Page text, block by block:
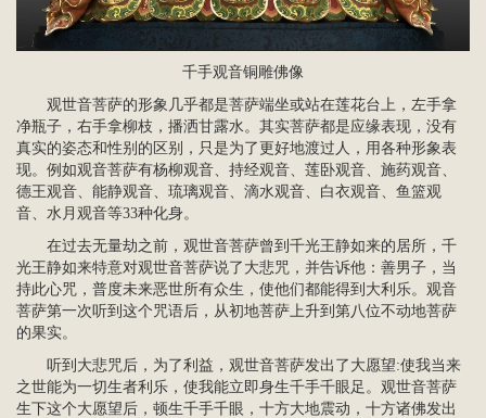
千手观音铜雕佛像
观世音菩萨的形象几乎都是菩萨端坐或站在莲花台上，左手拿
净瓶子，右手拿柳枝，播洒甘露水。其实菩萨都是应缘表现，没有
真实的姿态和性别的区别，只是为了更好地渡过人，用各种形象表
现。例如观音菩萨有杨柳观音 、持经观音、莲卧观音、施药观音、
德王观音
能静观音 、琉璃观音、滴水观音、白衣观音、鱼篮观
音、 水月观音等33种化身。
在过去无量劫之前，观世音菩萨曾到千光王静如来的居所，千
光王静如来特意对观世音菩萨说了大悲咒，并告诉他：善男子，当
持此心咒，普度未来恶世所有众生，使他们都能得到大利乐。观音
菩萨第一次听到这个咒语后，从初地菩萨上升到第八位不动地菩萨
的果实。
听到大悲咒后，为了利益，观世音菩萨发出了大愿望:使我当来
之世能为一切生者利乐，使我能立即身生千手千眼足。观世音菩萨
生下这个大愿望后，顿生千手千眼，十方大地震动，十方诸佛发出